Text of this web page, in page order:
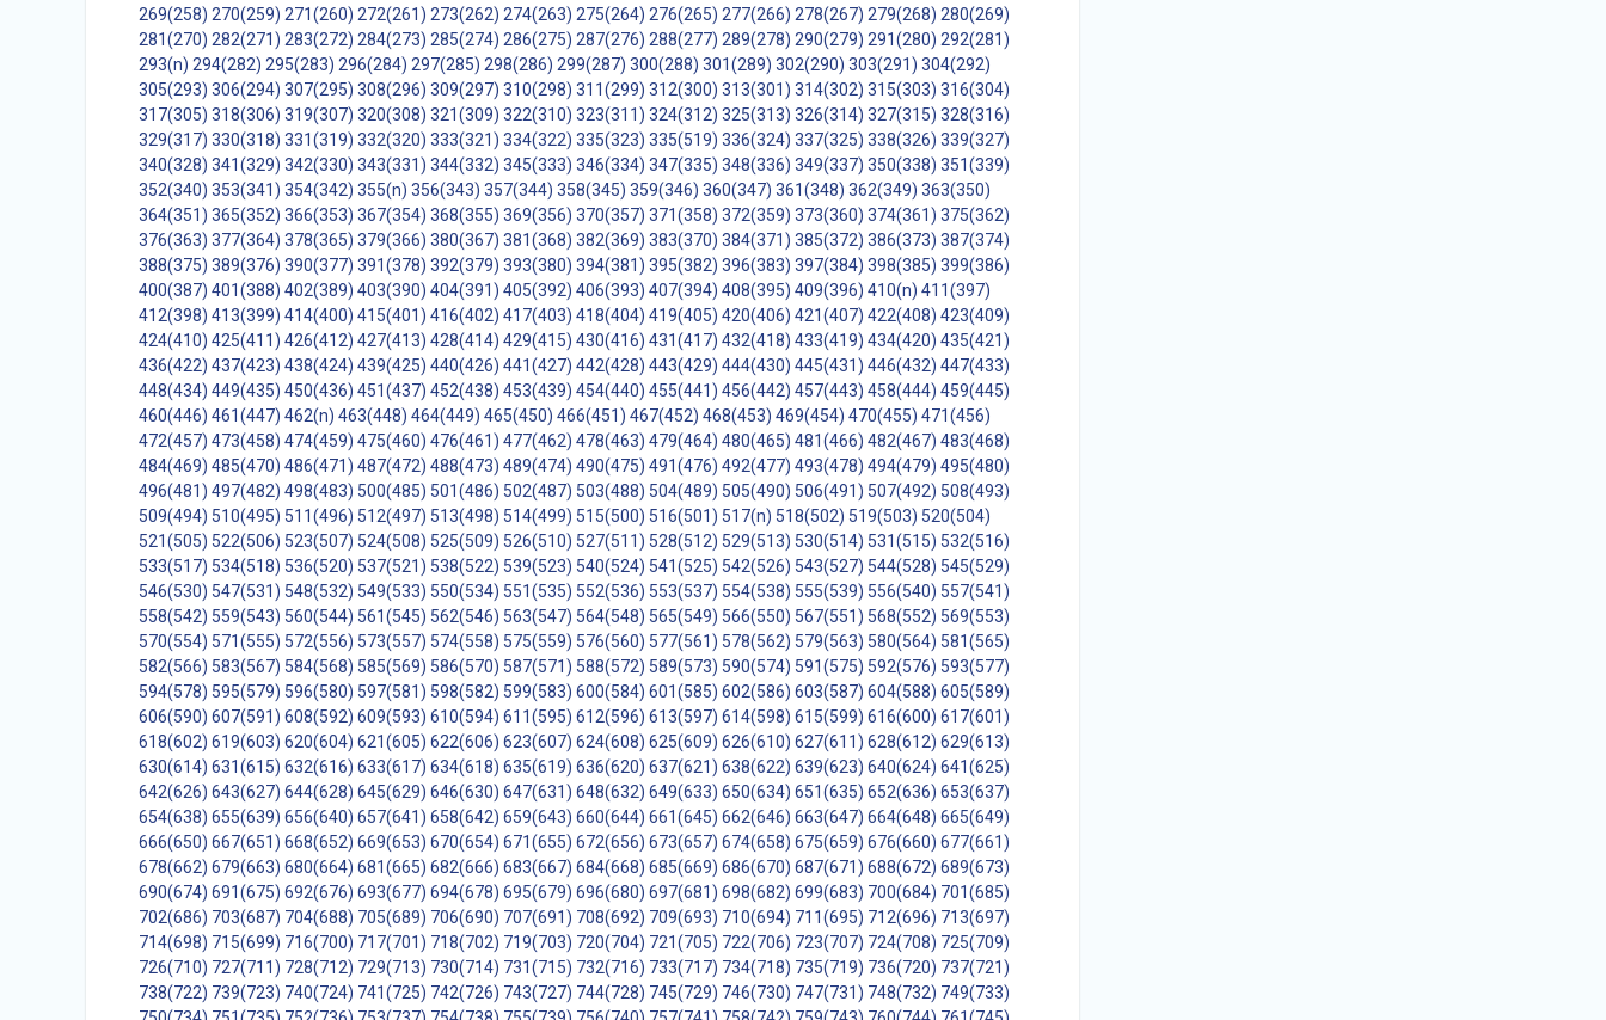
269(258) 270(259) 271(260) 272(261) 273(262) 274(263) 275(264) 276(265) 277(266) 278(267) 279(268) 280(269)
281(270) 282(271) 283(272) 284(273) 285(274) 286(275) 287(276) 288(277) 289(278) 290(279) 291(280) 292(281)
293(n) 294(282) 295(283) 296(284) 297(285) 298(286) 299(287) 300(288) 301(289) 302(290) 303(291) 304(292)
305(293) 306(294) 307(295) 308(296) 309(297) 310(298) 311(299) 312(300) 313(301) 314(302) 315(303) 316(304)
317(305) 318(306) 319(307) 320(308) 321(309) 322(310) 323(311) 324(312) 325(313) 326(314) 327(315) 328(316)
329(317) 330(318) 331(319) 332(320) 333(321) 334(322) 335(323) 335(519) 336(324) 337(325) 338(326) 339(327)
340(328) 341(329) 342(330) 343(331) 344(332) 345(333) 346(334) 347(335) 348(336) 349(337) 350(338) 351(339)
352(340) 353(341) 354(342) 355(n) 356(343) 357(344) 358(345) 359(346) 360(347) 361(348) 362(349) 363(350)
364(351) 365(352) 366(353) 367(354) 368(355) 369(356) 370(357) 371(358) 372(359) 373(360) 374(361) 375(362)
376(363) 377(364) 378(365) 379(366) 380(367) 381(368) 382(369) 383(370) 384(371) 385(372) 386(373) 387(374)
388(375) 389(376) 390(377) 391(378) 392(379) 393(380) 394(381) 395(382) 396(383) 397(384) 398(385) 399(386)
400(387) 401(388) 402(389) 403(390) 404(391) 405(392) 406(393) 407(394) 408(395) 409(396) 410(n) 411(397)
412(398) 413(399) 414(400) 415(401) 416(402) 417(403) 418(404) 419(405) 420(406) 421(407) 422(408) 423(409)
424(410) 425(411) 426(412) 427(413) 428(414) 429(415) 430(416) 431(417) 432(418) 433(419) 434(420) 435(421)
436(422) 437(423) 438(424) 439(425) 440(426) 441(427) 442(428) 443(429) 444(430) 445(431) 446(432) 447(433)
448(434) 449(435) 450(436) 451(437) 452(438) 453(439) 454(440) 455(441) 456(442) 457(443) 458(444) 459(445)
460(446) 461(447) 462(n) 463(448) 464(449) 465(450) 466(451) 467(452) 468(453) 469(454) 470(455) 471(456)
472(457) 473(458) 474(459) 475(460) 476(461) 477(462) 478(463) 479(464) 480(465) 481(466) 482(467) 483(468)
484(469) 485(470) 486(471) 487(472) 488(473) 489(474) 490(475) 491(476) 492(477) 493(478) 494(479) 495(480)
496(481) 497(482) 498(483) 500(485) 501(486) 502(487) 503(488) 504(489) 505(490) 506(491) 507(492) 508(493)
509(494) 510(495) 511(496) 512(497) 513(498) 514(499) 515(500) 516(501) 517(n) 518(502) 519(503) 520(504)
521(505) 522(506) 523(507) 524(508) 525(509) 526(510) 527(511) 528(512) 529(513) 530(514) 531(515) 532(516)
533(517) 534(518) 536(520) 537(521) 538(522) 539(523) 540(524) 541(525) 542(526) 543(527) 544(528) 545(529)
546(530) 547(531) 548(532) 549(533) 550(534) 551(535) 552(536) 553(537) 554(538) 555(539) 556(540) 557(541)
558(542) 559(543) 560(544) 561(545) 562(546) 563(547) 564(548) 565(549) 566(550) 567(551) 568(552) 569(553)
570(554) 571(555) 572(556) 573(557) 574(558) 575(559) 576(560) 577(561) 578(562) 579(563) 580(564) 581(565)
582(566) 583(567) 584(568) 585(569) 586(570) 587(571) 588(572) 589(573) 590(574) 591(575) 592(576) 593(577)
594(578) 595(579) 596(580) 597(581) 598(582) 599(583) 600(584) 601(585) 602(586) 603(587) 604(588) 605(589)
606(590) 607(591) 608(592) 609(593) 610(594) 611(595) 612(596) 613(597) 614(598) 615(599) 616(600) 617(601)
618(602) 619(603) 620(604) 621(605) 622(606) 623(607) 624(608) 625(609) 626(610) 627(611) 628(612) 629(613)
630(614) 631(615) 632(616) 633(617) 634(618) 635(619) 636(620) 637(621) 638(622) 639(623) 640(624) 641(625)
642(626) 643(627) 644(628) 645(629) 646(630) 647(631) 648(632) 649(633) 650(634) 651(635) 652(636) 653(637)
654(638) 655(639) 656(640) 657(641) 658(642) 659(643) 660(644) 661(645) 662(646) 663(647) 664(648) 665(649)
666(650) 667(651) 668(652) 669(653) 670(654) 671(655) 672(656) 673(657) 674(658) 675(659) 676(660) 677(661)
678(662) 679(663) 680(664) 681(665) 682(666) 683(667) 684(668) 685(669) 686(670) 687(671) 688(672) 689(673)
690(674) 691(675) 692(676) 693(677) 694(678) 695(679) 696(680) 697(681) 698(682) 699(683) 700(684) 701(685)
702(686) 703(687) 704(688) 705(689) 706(690) 707(691) 708(692) 709(693) 710(694) 711(695) 712(696) 713(697)
714(698) 715(699) 716(700) 717(701) 718(702) 719(703) 720(704) 721(705) 722(706) 723(707) 724(708) 725(709)
726(710) 727(711) 728(712) 729(713) 730(714) 731(715) 732(716) 733(717) 734(718) 735(719) 736(720) 737(721)
738(722) 739(723) 740(724) 741(725) 742(726) 743(727) 744(728) 745(729) 746(730) 747(731) 748(732) 749(733)